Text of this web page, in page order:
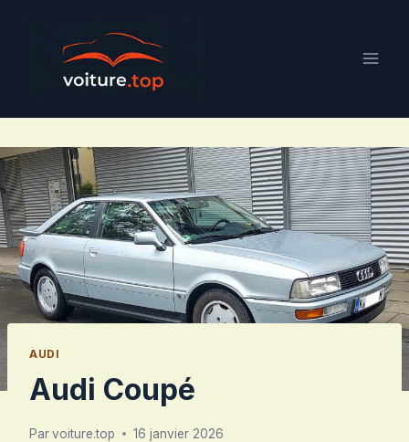
AUDI
Audi Coupé
Parvoiture.top 16 janvier 2026